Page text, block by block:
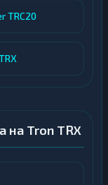
TRC20
на Tron TRX